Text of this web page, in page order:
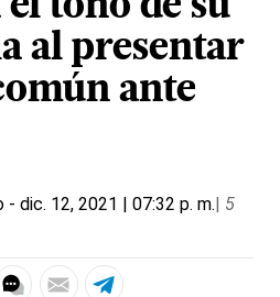
el tono de su
al presentar
ante
- dic. 12, 2021 | 07:32 p. m.| 5